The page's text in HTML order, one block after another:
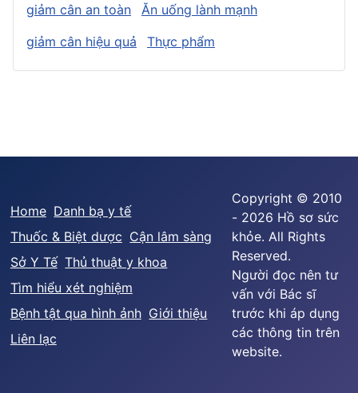
giảm cân an toàn
Ăn uống lành mạnh
giảm cân hiệu quả
Thực phẩm
Home Danh bạ y tế
Thuốc & Biệt dược Cận lâm sàng
Sở Y Tế Thủ thuật y khoa
Tìm hiểu xét nghiệm
Bệnh tật qua hình ảnh Giới thiệu
Liên lạc
Copyright © 2010
- 2026 Hồ sơ sức
khỏe. All Rights
Reserved.
Người đọc nên tư
vấn với Bác sĩ
trước khi áp dụng
các thông tin trên
website.